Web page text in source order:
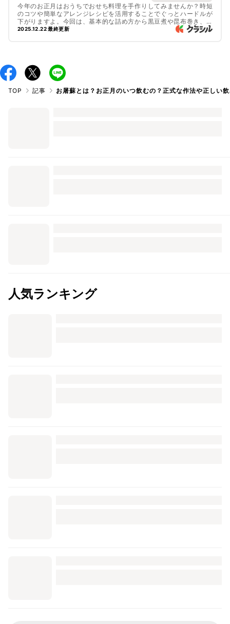
今年のお正月はおうちでおせち料理を手作りしてみませんか？時短
のコツや簡単なアレンジレシピを活用することでぐっとハードルが
下がりますよ。今回は、基本的な詰め方から黒豆煮や昆布巻き、た
たきごぼうに栗きんとんなど、おせち定番のさまざまなレシピをご
2025.12.22 最終更新
TOP 記事 お屠蘇とは？お正月のいつ飲むの？正式な作法や正しい
人気ランキング